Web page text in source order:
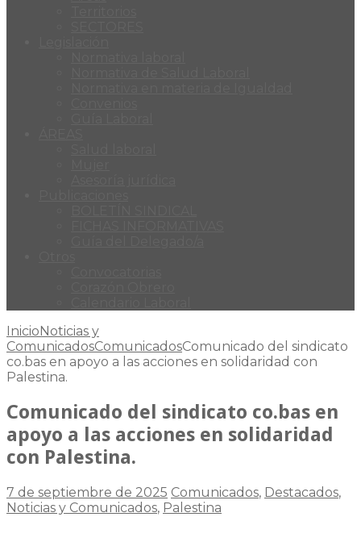
InicioNoticias y
ComunicadosComunicadosComunicado del sindicato
co.bas en apoyo a las acciones en solidaridad con
Palestina.
Comunicado del sindicato co.bas en
apoyo a las acciones en solidaridad
con Palestina.
7 de septiembre de 2025 Comunicados, Destacados,
Noticias y Comunicados, Palestina